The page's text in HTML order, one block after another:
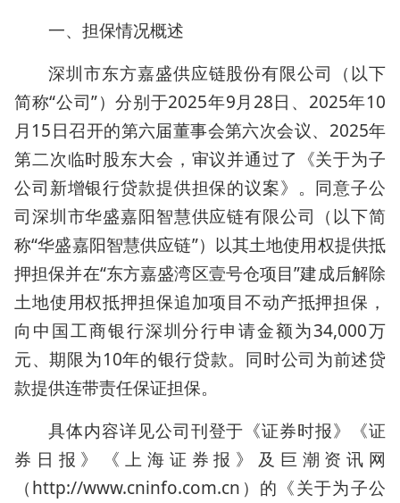
一、担保情况概述
深圳市东方嘉盛供应链股份有限公司（以下
简称“公司”）分别于2025年9月28日、2025年10
月15日召开的第六届董事会第六次会议、2025年
第二次临时股东大会，审议并通过了《关于为子
公司新增银行贷款提供担保的议案》。同意子公
司深圳市华盛嘉阳智慧供应链有限公司（以下简
称“华盛嘉阳智慧供应链”）以其土地使用权提供抵
押担保并在“东方嘉盛湾区壹号仓项目”建成后解除
土地使用权抵押担保追加项目不动产抵押担保，
向中国工商银行深圳分行申请金额为34,000万
元、期限为10年的银行贷款。同时公司为前述贷
款提供连带责任保证担保。
具体内容详见公司刊登于《证券时报》《证
券日报》《上海证券报》及巨潮资讯网
（http://www.cninfo.com.cn）的《关于为子公